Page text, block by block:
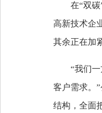
在“双
高新技术企
其余正在加
“我们
客户需求。
结构，全面